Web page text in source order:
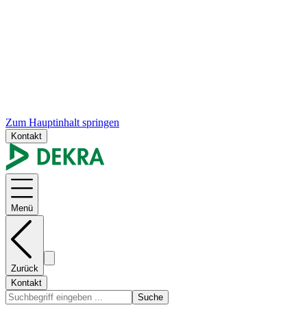
Zum Hauptinhalt springen
Kontakt
Menü
Zurück
Kontakt
Suche